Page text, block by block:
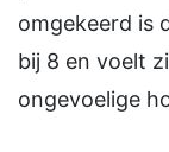
omgekeerd is
bij 8 en voelt
ongevoelige